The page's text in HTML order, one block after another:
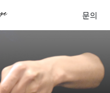
문의